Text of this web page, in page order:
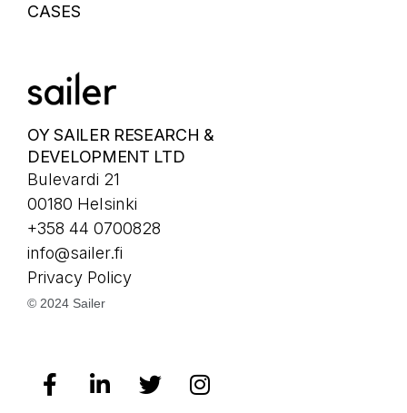
CASES
OY SAILER RESEARCH &
DEVELOPMENT LTD
Bulevardi 21
00180 Helsinki
+358 44 0700828
info@sailer.fi
Privacy Policy
© 2024 Sailer